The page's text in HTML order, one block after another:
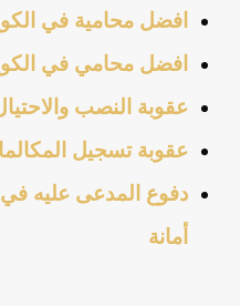
افضل محامية في
افضل محامي في
عقوبة النصب
عقوبة تسجيل
دفوع المدعى عليه
أمانة